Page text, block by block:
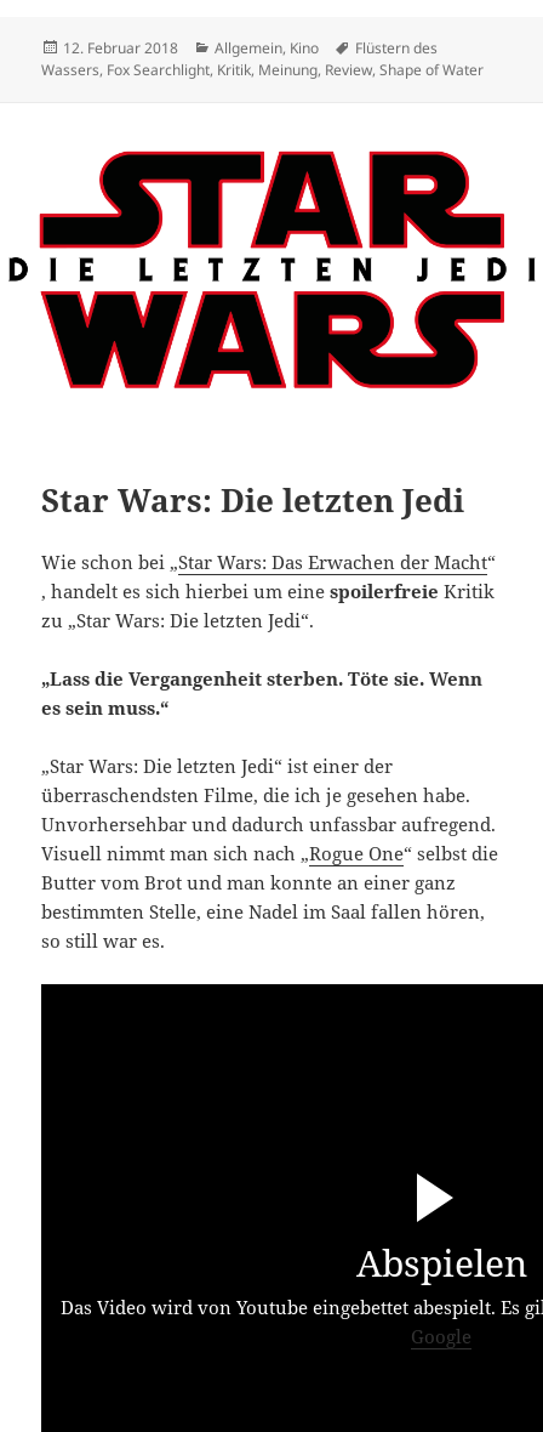
Veröffentlicht
am
12. Februar 2018 Kategorien
Allgemein, Kino Schlagwörter
Flüstern des
Wassers, Fox Searchlight, Kritik, Meinung, Review,Shape of Water
Star Wars: Die letzten Jedi
Wie schon bei „Star Wars: Das Erwachen der Macht“
, handelt es sich hierbei um einespoilerfreie Kritik
zu „Star Wars: Die letzten Jedi“.
„Lass die Vergangenheit sterben. Töte sie. Wenn
es sein muss.“
„Star Wars: Die letzten Jedi“ ist einer der
überraschendsten Filme, die ich je gesehen habe.
Unvorhersehbar und dadurch unfassbar aufregend.
Visuell nimmt man sich nach „Rogue One“ selbst die
Butter vom Brot und man konnte an einer ganz
bestimmten Stelle, eine Nadel im Saal fallen hören,
so still war es.
Abspielen
Das Video wird von Youtube eingebettet abespielt. Es
Google